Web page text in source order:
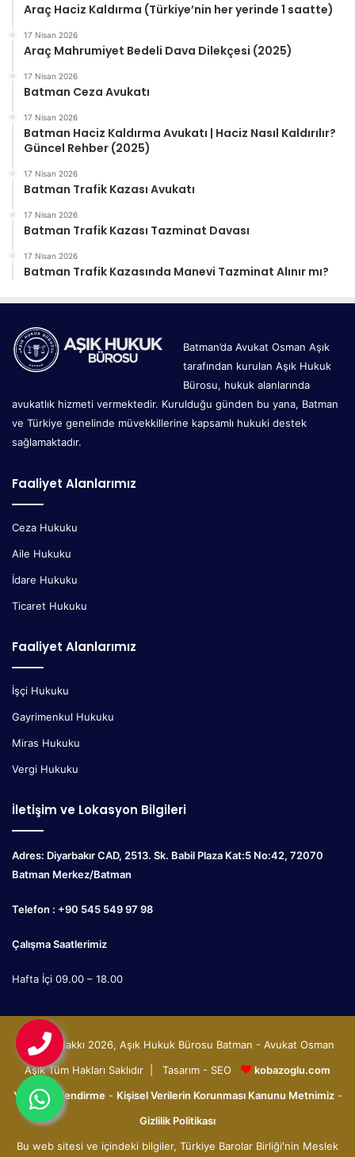
Araç Haciz Kaldırma (Türkiye’nin her yerinde 1 saatte)
17 Nisan 2026
Araç Mahrumiyet Bedeli Dava Dilekçesi (2025)
17 Nisan 2026
Batman Ceza Avukatı
17 Nisan 2026
Batman Haciz Kaldırma Avukatı | Haciz Nasıl Kaldırılır?
Güncel Rehber (2025)
17 Nisan 2026
Batman Trafik Kazası Avukatı
17 Nisan 2026
Batman Trafik Kazası Tazminat Davası
17 Nisan 2026
Batman Trafik Kazasında Manevi Tazminat Alınır mı?
Batman’da Avukat Osman Aşık
tarafından kurulan Aşık Hukuk
Bürosu, hukuk alanlarında
avukatlık hizmeti vermektedir. Kurulduğu günden bu yana, Batman
ve Türkiye genelinde müvekkillerine kapsamlı hukuki destek
sağlamaktadır.
Faaliyet Alanlarımız
Ceza Hukuku
Aile Hukuku
İdare Hukuku
Ticaret Hukuku
Faaliyet Alanlarımız
İşçi Hukuku
Gayrimenkul Hukuku
Miras Hukuku
Vergi Hukuku
İletişim ve Lokasyon Bilgileri
Adres: Diyarbakır CAD, 2513. Sk. Babil Plaza Kat:5 No:42, 72070
Batman Merkez/Batman
Telefon : +90 545 549 97 98
Çalışma Saatlerimiz
Hafta İçi 09.00 – 18.00
© Telif Hakkı 2026, Aşık Hukuk Bürosu Batman - Avukat Osman
Aşık Tüm Hakları Saklıdır | Tasarım - SEO
kobazoglu.com
Yasal Bilgilendirme- Kişisel Verilerin Korunması Kanunu Metnimiz-
Gizlilik Politikası
Bu web sitesi ve içindeki bilgiler, Türkiye Barolar Birliği'nin Meslek